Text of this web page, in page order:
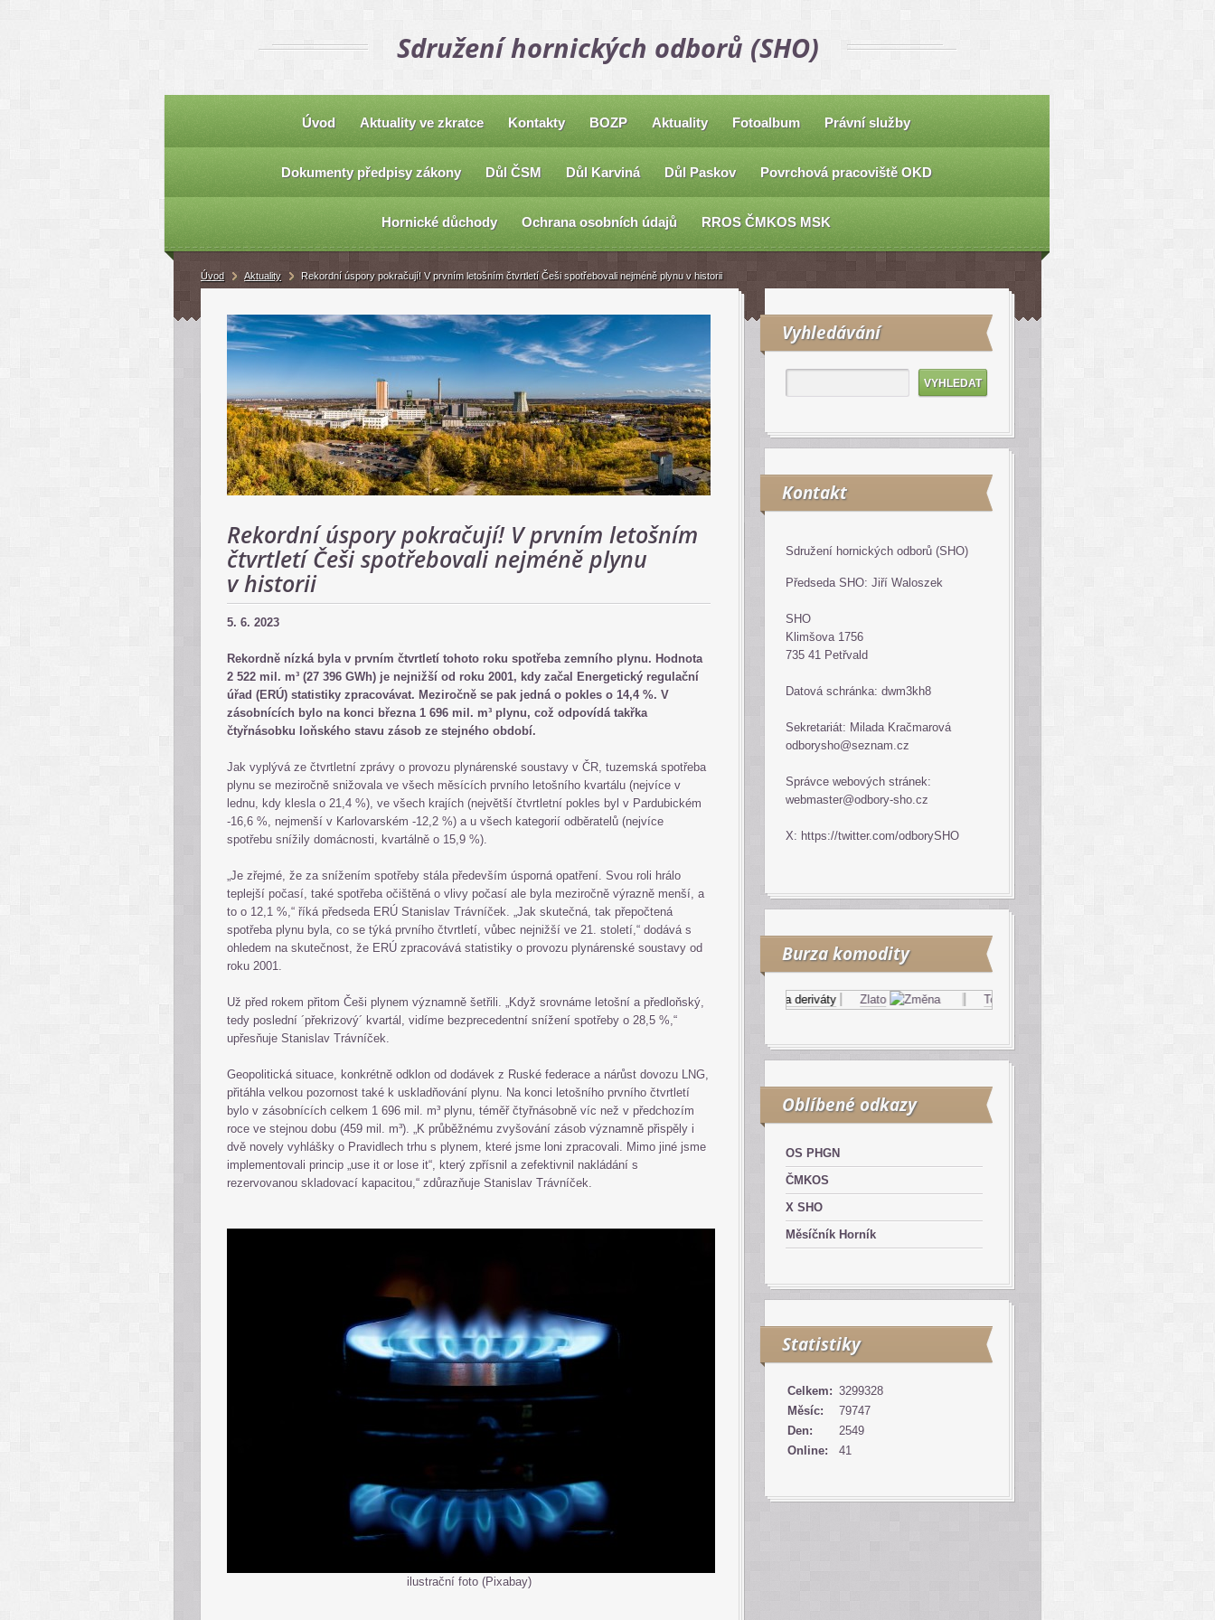
Sdružení hornických odborů (SHO)
Úvod Aktuality ve zkratce Kontakty BOZP Aktuality Fotoalbum Právní služby
Dokumenty předpisy zákony Důl ČSM Důl Karviná Důl Paskov Povrchová pracoviště OKD
Hornické důchody Ochrana osobních údajů RROS ČMKOS MSK
Rekordní úspory pokračují! V prvním letošním
čtvrtletí Češi spotřebovali nejméně plynu
v historii
5. 6. 2023
Rekordně nízká byla v prvním čtvrtletí tohoto roku spotřeba zemního plynu. Hodnota
2 522 mil. m³ (27 396 GWh) je nejnižší od roku 2001, kdy začal Energetický regulační
úřad (ERÚ) statistiky zpracovávat. Meziročně se pak jedná o pokles o 14,4 %. V
zásobnících bylo na konci března 1 696 mil. m³ plynu, což odpovídá takřka
čtyřnásobku loňského stavu zásob ze stejného období.
Jak vyplývá ze čtvrtletní zprávy o provozu plynárenské soustavy v ČR, tuzemská spotřeba
plynu se meziročně snižovala ve všech měsících prvního letošního kvartálu (nejvíce v
lednu, kdy klesla o 21,4 %), ve všech krajích (největší čtvrtletní pokles byl v Pardubickém
-16,6 %, nejmenší v Karlovarském -12,2 %) a u všech kategorií odběratelů (nejvíce
spotřebu snížily domácnosti, kvartálně o 15,9 %).
„Je zřejmé, že za snížením spotřeby stála především úsporná opatření. Svou roli hrálo
teplejší počasí, také spotřeba očištěná o vlivy počasí ale byla meziročně výrazně menší, a
to o 12,1 %,“ říká předseda ERÚ Stanislav Trávníček. „Jak skutečná, tak přepočtená
spotřeba plynu byla, co se týká prvního čtvrtletí, vůbec nejnižší ve 21. století,“ dodává s
ohledem na skutečnost, že ERÚ zpracovává statistiky o provozu plynárenské soustavy od
roku 2001.
Už před rokem přitom Češi plynem významně šetřili. „Když srovnáme letošní a předloňský,
tedy poslední ´překrizový´ kvartál, vidíme bezprecedentní snížení spotřeby o 28,5 %,“
upřesňuje Stanislav Trávníček.
Geopolitická situace, konkrétně odklon od dodávek z Ruské federace a nárůst dovozu LNG,
přitáhla velkou pozornost také k uskladňování plynu. Na konci letošního prvního čtvrtletí
bylo v zásobnících celkem 1 696 mil. m³ plynu, téměř čtyřnásobně víc než v předchozím
roce ve stejnou dobu (459 mil. m³). „K průběžnému zvyšování zásob významně přispěly i
dvě novely vyhlášky o Pravidlech trhu s plynem, které jsme loni zpracovali. Mimo jiné jsme
implementovali princip „use it or lose it“, který zpřísnil a zefektivnil nakládání s
rezervovanou skladovací kapacitou,“ zdůrazňuje Stanislav Trávníček.
ilustrační foto (Pixabay)
Vyhledávání
Kontakt
Sdružení hornických odborů (SHO)
Předseda SHO: Jiří Waloszek
SHO
Klimšova 1756
735 41 Petřvald
Datová schránka: dwm3kh8
Sekretariát: Milada Kračmarová
odborysho@seznam.cz
Správce webových stránek:
webmaster@odbory-sho.cz
X: https://twitter.com/odborySHO
Burza komodity
Kurzy.cz Komodity a deriváty Zlato Topný olej
Oblíbené odkazy
OS PHGN
ČMKOS
X SHO
Měsíčník Horník
Statistiky
Online: 41
Celkem: 3299328
Měsíc:
79747
Den:
2549
Úvod Aktuality Rekordní úspory pokračují! V prvním letošním čtvrtletí Češi spotřebovali nejméně plynu v historii